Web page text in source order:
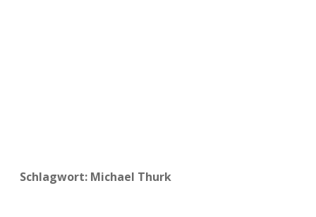
Schlagwort: Michael Thurk